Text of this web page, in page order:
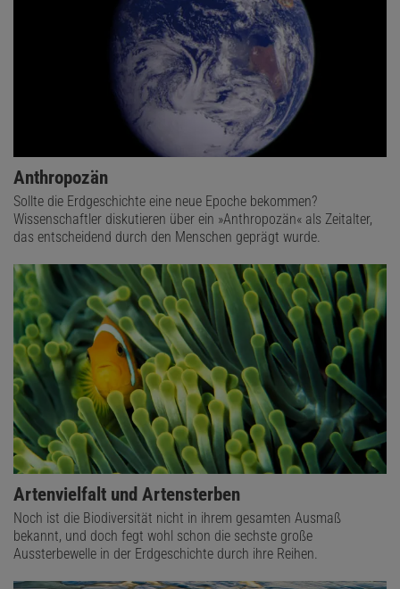
Anthropozän
Sollte die Erdgeschichte eine neue Epoche bekommen?
Wissenschaftler diskutieren über ein »Anthropozän« als Zeitalter,
das entscheidend durch den Menschen geprägt wurde.
Artenvielfalt und Artensterben
Noch ist die Biodiversität nicht in ihrem gesamten Ausmaß
bekannt, und doch fegt wohl schon die sechste große
Aussterbewelle in der Erdgeschichte durch ihre Reihen.